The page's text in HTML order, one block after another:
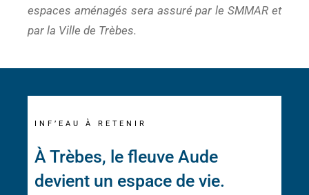
espaces aménagés sera assuré par le SMMAR et
par la Ville de Trèbes.
INF’EAU À RETENIR
À Trèbes, le fleuve Aude
devient un espace de vie.